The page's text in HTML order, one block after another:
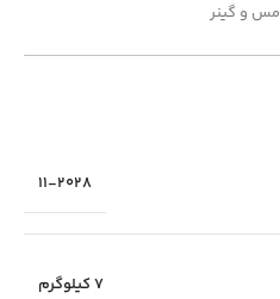
مس و گینر
11-2028
7 کیلوگرم